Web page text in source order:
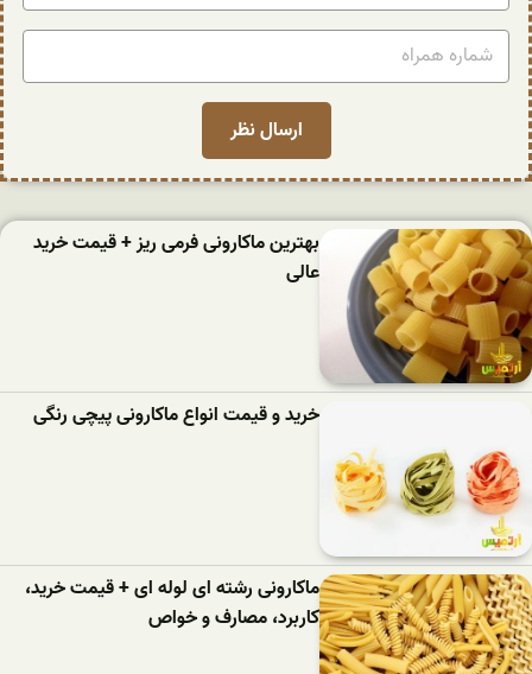
بهترین ماکارونی فرمی ریز + قیمت خرید
عالی
خرید و قیمت انواع ماکارونی پیچی رنگی
ماکارونی رشته ای لوله ای + قیمت خرید،
کاربرد، مصارف و خواص